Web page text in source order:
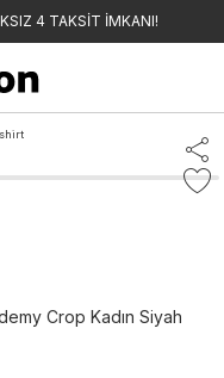
4 TAKSİT İMKANI!
Crop Kadın Siyah